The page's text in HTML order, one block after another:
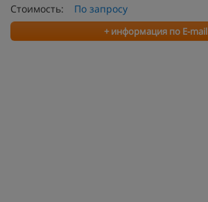
Стоимость:
По запросу
+ информация по E-mail